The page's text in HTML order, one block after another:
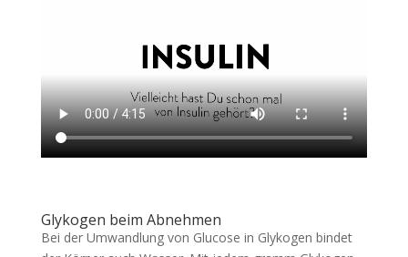
Glykogen beim Abnehmen
Bei der Umwandlung von Glucose in Glykogen bindet